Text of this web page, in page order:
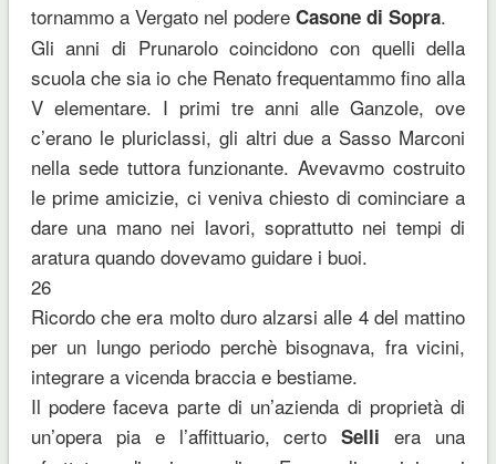
tornammo a Vergato nel podere Casone di Sopra.
Gli anni di Prunarolo coincidono con quelli della
scuola che sia io che Renato frequentammo fino alla
V elementare. I primi tre anni alle Ganzole, ove
c’erano le pluriclassi, gli altri due a Sasso Marconi
nella sede tuttora funzionante. Avevavmo costruito
le prime amicizie, ci veniva chiesto di cominciare a
dare una mano nei lavori, soprattutto nei tempi di
aratura quando dovevamo guidare i buoi.
26
Ricordo che era molto duro alzarsi alle 4 del mattino
per un lungo periodo perchè bisognava, fra vicini,
integrare a vicenda braccia e bestiame.
Il podere faceva parte di un’azienda di proprietà di
un’opera pia e l’affittuario, certoSelliera una